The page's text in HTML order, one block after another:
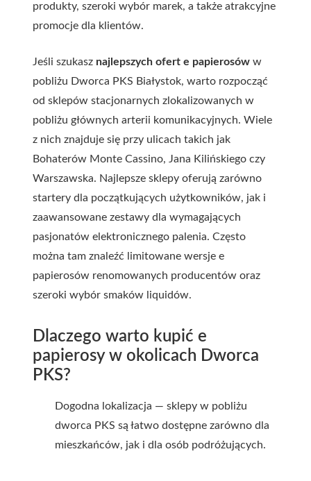
produkty, szeroki wybór marek, a także atrakcyjne
promocje dla klientów.
Jeśli szukasz najlepszych ofert e papierosów w
pobliżu Dworca PKS Białystok, warto rozpocząć
od sklepów stacjonarnych zlokalizowanych w
pobliżu głównych arterii komunikacyjnych. Wiele
z nich znajduje się przy ulicach takich jak
Bohaterów Monte Cassino, Jana Kilińskiego czy
Warszawska. Najlepsze sklepy oferują zarówno
startery dla początkujących użytkowników, jak i
zaawansowane zestawy dla wymagających
pasjonatów elektronicznego palenia. Często
można tam znaleźć limitowane wersje e
papierosów renomowanych producentów oraz
szeroki wybór smaków liquidów.
Dlaczego warto kupić e
papierosy w okolicach Dworca
PKS?
Dogodna lokalizacja — sklepy w pobliżu
dworca PKS są łatwo dostępne zarówno dla
mieszkańców, jak i dla osób podróżujących.